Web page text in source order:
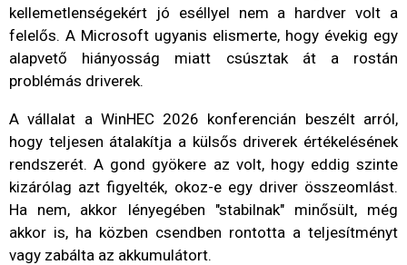
kellemetlenségekért jó eséllyel nem a hardver volt a
felelős. A Microsoft ugyanis elismerte, hogy évekig egy
alapvető hiányosság miatt csúsztak át a rostán
problémás driverek.
A vállalat a WinHEC 2026 konferencián beszélt arról,
hogy teljesen átalakítja a külsős driverek értékelésének
rendszerét. A gond gyökere az volt, hogy eddig szinte
kizárólag azt figyelték, okoz-e egy driver összeomlást.
Ha nem, akkor lényegében "stabilnak" minősült, még
akkor is, ha közben csendben rontotta a teljesítményt
vagy zabálta az akkumulátort.